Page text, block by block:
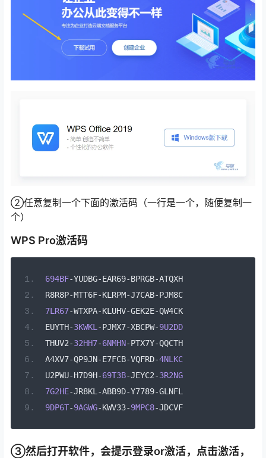
②任意复制一个下面的激活码（一行是一个，随便复制一
个）
WPS Pro激活码
694BF-YUDBG-EAR69-BPRGB-ATQXH
R8R8P-MTT6F-KLRPM-J7CAB-PJM8C
7LR67-WTXPA-KLUHV-GEK2E-QW4CK
EUYTH-3KWKL -PJMX7-XBCPW-9U2DD
THUV2-32HH7-6NMHN-PTX7Y-QQCTH
A4XV7-QP9JN-E7FCB-VQFRD-4NLKC
U2PWU-H7D9H-69T3B-JEYC2-3R2NG
7G2HE-JR8KL -ABB9D-Y7789-GLNFL
9DP6T-9AGWG-KWV33-9MPC8-JDCVF
③然后打开软件，会提示登录or激活，点击激活，